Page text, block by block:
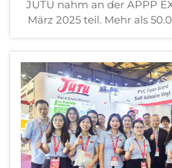
JUTU nahm an der APPP
März 2025 teil. Mehr als
über 30 Ländern und